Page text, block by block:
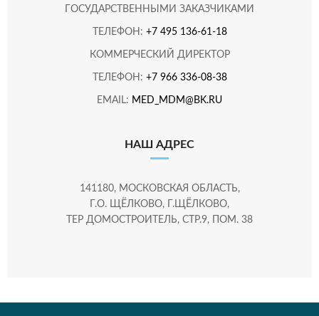
ГОСУДАРСТВЕННЫМИ ЗАКАЗЧИКАМИ
ТЕЛЕФОН: +7 495 136-61-18
КОММЕРЧЕСКИЙ ДИРЕКТОР
ТЕЛЕФОН: +7 966 336-08-38
EMAIL: MED_MDM@BK.RU
НАШ АДРЕС
141180, МОСКОВСКАЯ ОБЛАСТЬ,
Г.О. ЩЁЛКОВО, Г.ЩЁЛКОВО,
ТЕР ДОМОСТРОИТЕЛЬ, СТР.9, ПОМ. 38